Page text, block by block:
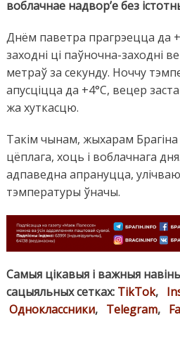
воблачнае надвор’е без
Днём паветра прагрэецца да
заходні ці паўночна-заходні
метраў за секунду. Ноччу
апусціцца да +4°C, вецер
жа хуткасцю.
Такім чынам, жыхарам
цёплага, хоць і воблачнага
адпаведна апрануцца,
тэмпературы ўначы.
Самыя цікавыя і важныя
сацыяльных сетках: TikTok,
Одноклассники, Telegram,